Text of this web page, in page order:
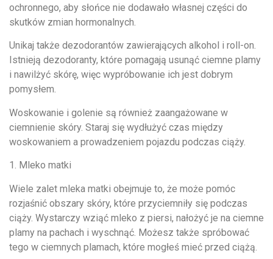
ochronnego, aby słońce nie dodawało własnej części do
skutków zmian hormonalnych.
Unikaj także dezodorantów zawierających alkohol i roll-on.
Istnieją dezodoranty, które pomagają usunąć ciemne plamy
i nawilżyć skórę, więc wypróbowanie ich jest dobrym
pomysłem.
Woskowanie i golenie są również zaangażowane w
ciemnienie skóry. Staraj się wydłużyć czas między
woskowaniem a prowadzeniem pojazdu podczas ciąży.
1. Mleko matki
Wiele zalet mleka matki obejmuje to, że może pomóc
rozjaśnić obszary skóry, które przyciemniły się podczas
ciąży. Wystarczy wziąć mleko z piersi, nałożyć je na ciemne
plamy na pachach i wyschnąć. Możesz także spróbować
tego w ciemnych plamach, które mogłeś mieć przed ciążą.